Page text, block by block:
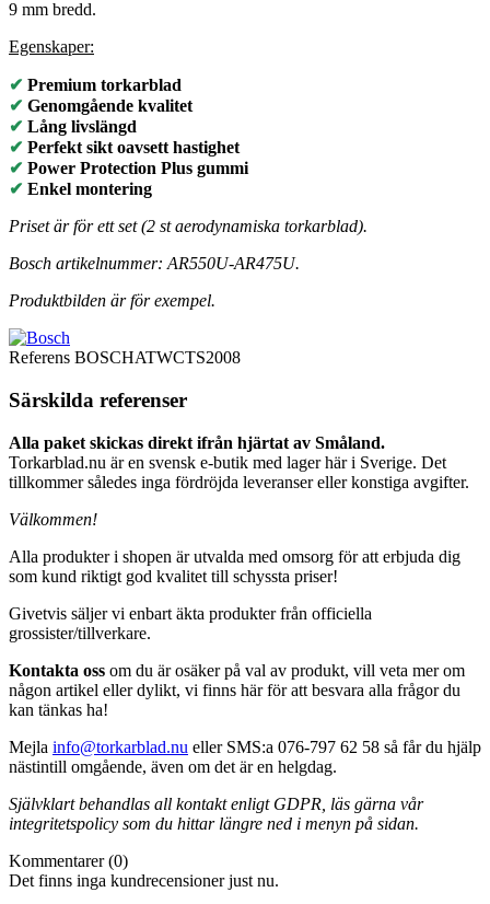
9 mm bredd.
Egenskaper:
✔ Premium torkarblad
✔ Genomgående kvalitet
✔ Lång livslängd
✔ Perfekt sikt oavsett hastighet
✔ Power Protection Plus gummi
✔ Enkel montering
Priset är för ett set (2 st aerodynamiska torkarblad).
Bosch artikelnummer: AR550U-AR475U.
Produktbilden är för exempel.
Referens BOSCHATWCTS2008
Särskilda referenser
Alla paket skickas direkt ifrån hjärtat av Småland.
Torkarblad.nu är en svensk e-butik med lager här i Sverige. Det
tillkommer således inga fördröjda leveranser eller konstiga avgifter.
Välkommen!
Alla produkter i shopen är utvalda med omsorg för att erbjuda dig
som kund riktigt god kvalitet till schyssta priser!
Givetvis säljer vi enbart äkta produkter från officiella
grossister/tillverkare.
Kontakta oss om du är osäker på val av produkt, vill veta mer om
någon artikel eller dylikt, vi finns här för att besvara alla frågor du
kan tänkas ha!
Mejla info@torkarblad.nu eller SMS:a 076-797 62 58 så får du hjälp
nästintill omgående, även om det är en helgdag.
Självklart behandlas all kontakt enligt GDPR, läs gärna vår
integritetspolicy som du hittar längre ned i menyn på sidan.
Kommentarer (0)
Det finns inga kundrecensioner just nu.